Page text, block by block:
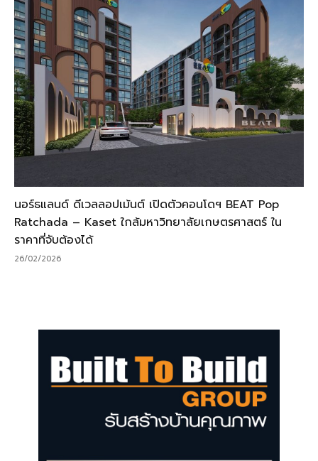
นอร์ธแลนด์ ดีเวลลอปเม้นต์ เปิดตัวคอนโดฯ BEAT Pop
Ratchada – Kaset ใกล้มหาวิทยาลัยเกษตรศาสตร์ ใน
ราคาที่จับต้องได้
26/02/2026